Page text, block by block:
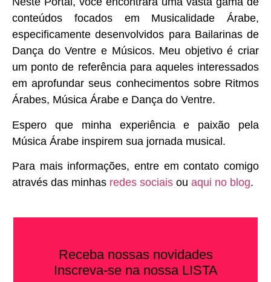
conteúdos focados em Musicalidade Árabe,
especificamente desenvolvidos para Bailarinas de
Dança do Ventre e Músicos. Meu objetivo é criar
um ponto de referência para aqueles interessados
em aprofundar seus conhecimentos sobre Ritmos
Árabes, Música Árabe e Dança do Ventre.
Espero que minha experiência e paixão pela
Música Árabe inspirem sua jornada musical.
Para mais informações, entre em contato comigo
através das minhas redes sociais ou aqui no blog.
Receba nossas novidades
Inscreva-se na nossa LISTA